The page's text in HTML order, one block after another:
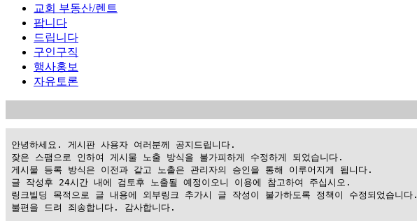
교회 부동산/렌트
팝니다
드립니다
구인구직
행사홍보
자유토론
안녕하세요. 게시판 사용자 여러분께 공지드립니다.
잦은 스팸으로 인하여 게시물 노출 방식을 불가피하게 수정하게 되었습니다.
게시물 등록 방식은 이전과 같고 노출은 관리자의 승인을 통해 이루어지게 됩니다.
글 작성후 24시간 내에 검토후 노출될 예정이오니 이용에 참고하여 주십시오.
링크빌딩 목적으로 글 내용에 외부링크 추가시 글 작성이 불가하도록 정책이 수정되었습니다.
불편을 드려 죄송합니다. 감사합니다.